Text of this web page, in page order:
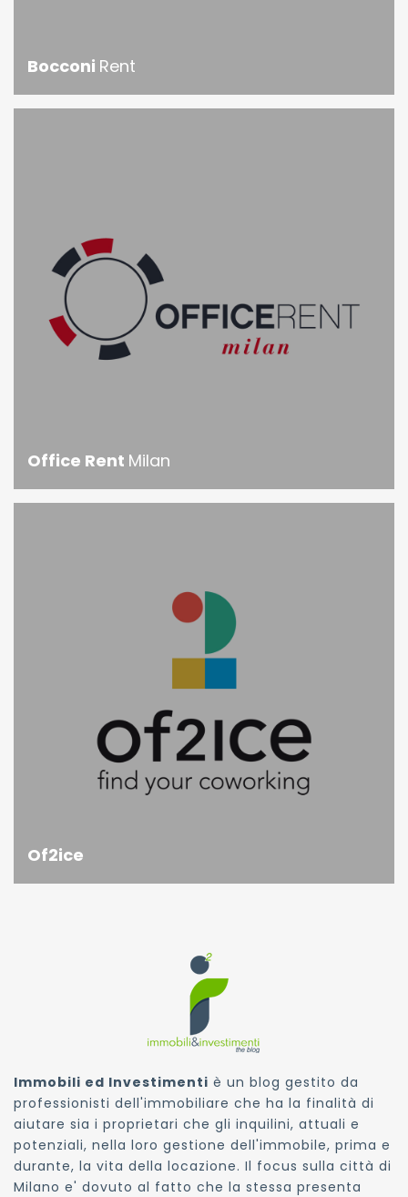
Bocconi Rent
Office Rent Milan
Of2ice
Immobili ed Investimenti è un blog gestito da
professionisti dell'immobiliare che ha la finalità di
aiutare sia i proprietari che gli inquilini, attuali e
potenziali, nella loro gestione dell'immobile, prima e
durante, la vita della locazione. Il focus sulla città di
Milano e' dovuto al fatto che la stessa presenta